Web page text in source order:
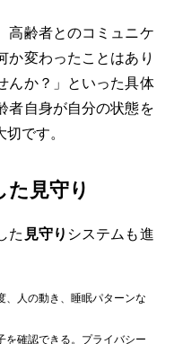
高齢者とのコミュニケ
か変わったことはあり
んか？」といった具体
者自身が自分の状態を
です。
見守り
た 見守り システムも進
、人の動き、睡眠パターンな
を確認できる。プライバシー